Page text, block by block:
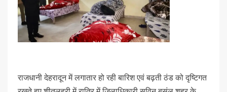
राजधानी देहरादून में लगातार हो रही बारिश एवं बढ़ती ठंड को दृष्टिगत